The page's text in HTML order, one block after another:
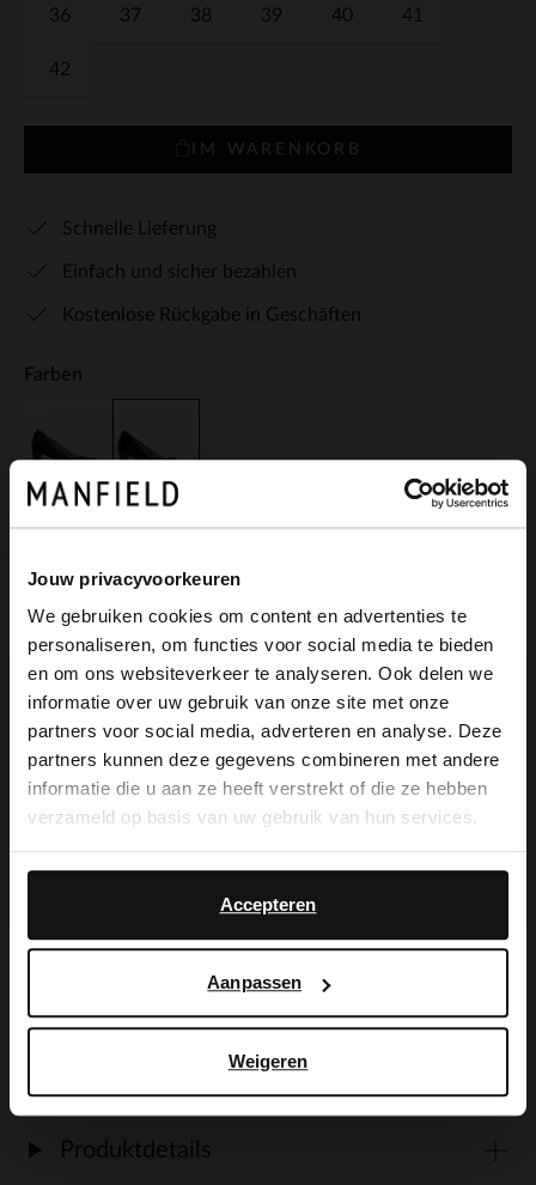
Jouw privacyvoorkeuren
We gebruiken cookies om content en advertenties te
personaliseren, om functies voor social media te bieden
en om ons websiteverkeer te analyseren. Ook delen we
informatie over uw gebruik van onze site met onze
partners voor social media, adverteren en analyse. Deze
partners kunnen deze gegevens combineren met andere
informatie die u aan ze heeft verstrekt of die ze hebben
verzameld op basis van uw gebruik van hun services.
Accepteren
Aanpassen
Weigeren
36 37 38 39 40 41
42
IM WARENKORB
Schnelle Lieferung
Einfach und sicher bezahlen
Kostenlose Rückgabe in Geschäften
Farben
Produktbeschreibung
Schwarze Lederpumps der Marke No
Stress. Die Pumps haben einen 7 cm
hohen Absatz und sind mit dem für die
Marke typischen Fußbett aus Memory
Foam versehen, das einen optimalen
Laufkomfort garantiert. Als Schuhpflege
empfehlen wir das Carbon Pro-Spray von
Collonil.
Produktdetails
×
View this website in English?
It looks like your language isn't Dutch. Would
you like to switch to English?
English